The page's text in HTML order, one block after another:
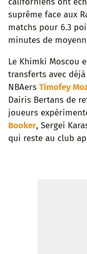
suprême face aux
matchs pour 6.3
minutes de
Le Khimki Moscou
transferts avec
NBAers Timofey
Dairis Bertans de
joueurs
Booker, Sergei
qui reste au club